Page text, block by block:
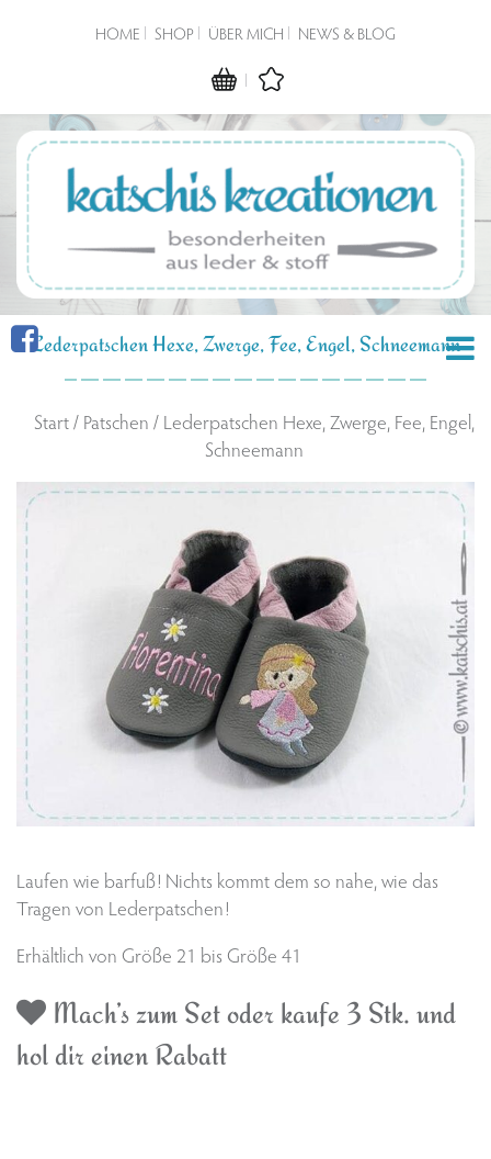
HOME SHOP ÜBER MICH NEWS & BLOG
Lederpatschen Hexe, Zwerge, Fee, Engel, Schneemann
Start/ Patschen / Lederpatschen Hexe, Zwerge, Fee, Engel,
Schneemann
Laufen wie barfuß! Nichts kommt dem so nahe, wie das
Tragen von Lederpatschen!
Erhältlich von Größe 21 bis Größe 41
Mach’s zum Set oder kaufe 3 Stk. und
hol dir einen Rabatt